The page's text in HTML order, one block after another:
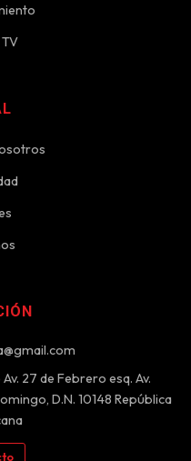
27 de Febrero esq. Av.
D.N. 10148 República